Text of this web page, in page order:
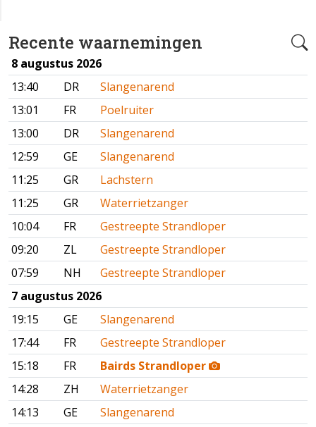
Recente waarnemingen
8 augustus 2026
13:40
DR
Slangenarend
13:01
FR
Poelruiter
13:00
DR
Slangenarend
12:59
GE
Slangenarend
11:25
GR
Lachstern
11:25
GR
Waterrietzanger
10:04
FR
Gestreepte Strandloper
09:20
ZL
Gestreepte Strandloper
07:59
NH
Gestreepte Strandloper
7 augustus 2026
19:15
GE
Slangenarend
17:44
FR
Gestreepte Strandloper
15:18
FR
Bairds Strandloper
14:28
ZH
Waterrietzanger
14:13
GE
Slangenarend